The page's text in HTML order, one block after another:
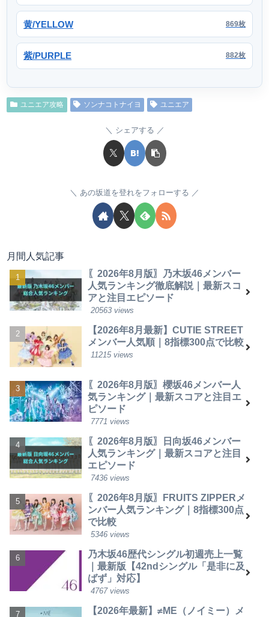
黄/YELLOW 869枚
紫/PURPLE 882枚
ユニエア攻略 ソンナコトナイヨ ユニエア
シェアする
あの坂道を登れをフォローする
月間人気記事
〖2026年8月版〗乃木坂46メンバー
人気ランキング徹底解説｜最新スコ
アと注目エピソード
20563 views
【2026年8月最新】CUTIE STREET
メンバー人気順｜8指標300点で比較
11215 views
〖2026年8月版〗櫻坂46メンバー人
気ランキング｜最新スコアと注目エ
ピソード
7771 views
〖2026年8月版〗日向坂46メンバー
人気ランキング｜最新スコアと注目
エピソード
7436 views
〖2026年8月版〗FRUITS ZIPPERメ
ンバー人気ランキング｜8指標300点
で比較
5346 views
乃木坂46歴代シングル初週売上一覧
｜最新版【42ndシングル「是非に及
ばず」対応】
4767 views
【2026年最新】≠ME（ノイミー）メ